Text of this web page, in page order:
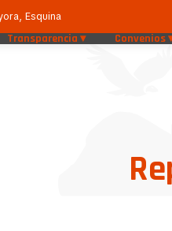
Esquina
Transparencia Convenios